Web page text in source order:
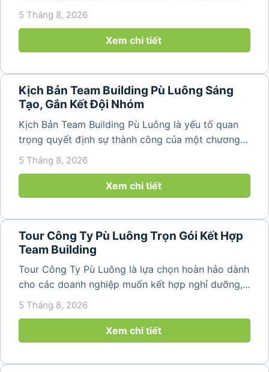
nhân viên và xây dựng tinh thần đồng đội trong
núi rừng hùng vĩ, không khí...
5 Tháng 8, 2026
Xem chi tiết
Kịch Bản Team Building Pù Luông Sáng
Tạo, Gắn Kết Đội Nhóm
Kịch Bản Team Building Pù Luông là yếu tố quan
trọng quyết định sự thành công của một chương
trình du lịch doanh nghiệp. Một kịch bản được xây
dựng bài bản không chỉ mang đến những phút
giây vui vẻ, sôi động mà còn...
5 Tháng 8, 2026
Xem chi tiết
Tour Công Ty Pù Luông Trọn Gói Kết Hợp
Team Building
Tour Công Ty Pù Luông là lựa chọn hoàn hảo dành
cho các doanh nghiệp muốn kết hợp nghỉ dưỡng,
team building và gắn kết tập thể trong không gian
Hóa vài giờ di chuyển,...
5 Tháng 8, 2026
Xem chi tiết